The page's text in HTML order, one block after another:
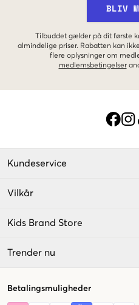
BLIV
Tilbuddet gælder på dit første
almindelige priser. Rabatten kan
flere oplysninger om
medlemsbetingelser
Kundeservice
Vilkår
Kids Brand Store
Trender nu
Betalingsmuligheder